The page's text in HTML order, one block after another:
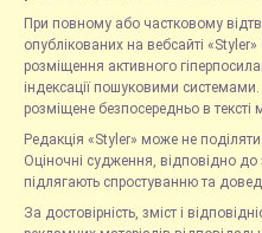
При повному або частковому
опублікованих на вебсайті
розміщення активного
індексації пошуковими
розміщене безпосередньо в тексті
Редакція «Styler» може не поділяти
Оціночні судження, відповідно
підлягають спростуванню та
За достовірність, зміст і